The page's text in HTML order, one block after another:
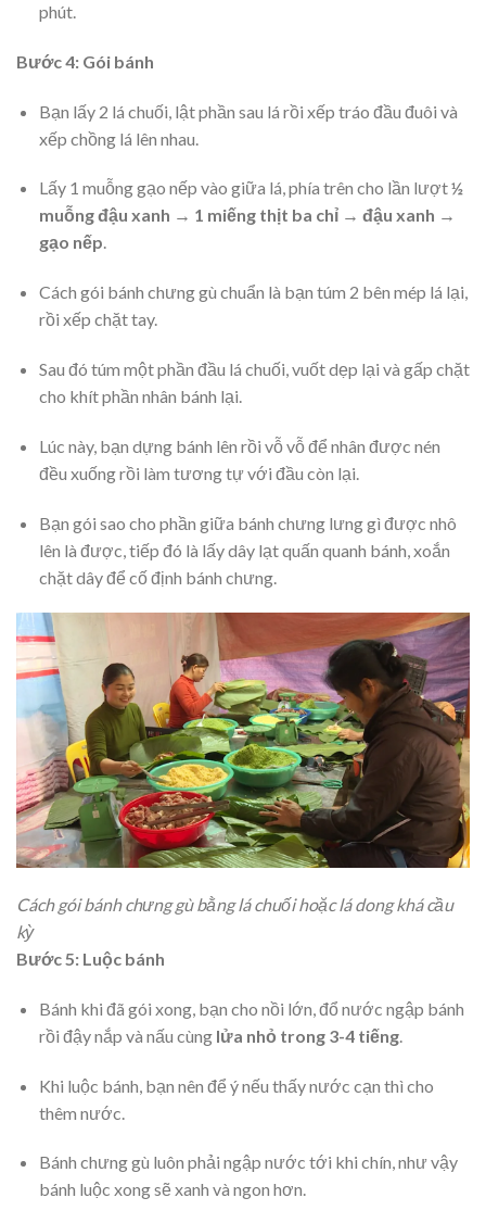
phút.
Bước 4: Gói bánh
Bạn lấy 2 lá chuối, lật phần sau lá rồi xếp tráo đầu đuôi và
xếp chồng lá lên nhau.
Lấy 1 muỗng gạo nếp vào giữa lá, phía trên cho lần lượt½
muỗng đậu xanh → 1 miếng thịt ba chỉ → đậu xanh →
gạo nếp.
Cách gói bánh chưng gù chuẩn là bạn túm 2 bên mép lá lại,
rồi xếp chặt tay.
Sau đó túm một phần đầu lá chuối, vuốt dẹp lại và gấp chặt
cho khít phần nhân bánh lại.
Lúc này, bạn dựng bánh lên rồi vỗ vỗ để nhân được nén
đều xuống rồi làm tương tự với đầu còn lại.
Bạn gói sao cho phần giữa bánh chưng lưng gì được nhô
lên là được, tiếp đó là lấy dây lạt quấn quanh bánh, xoắn
chặt dây để cố định bánh chưng.
Cách gói bánh chưng gù bằng lá chuối hoặc lá dong khá cầu
kỳ
Bước 5: Luộc bánh
Bánh khi đã gói xong, bạn cho nồi lớn, đổ nước ngập bánh
rồi đậy nắp và nấu cùnglửa nhỏ trong 3-4 tiếng.
Khi luộc bánh, bạn nên để ý nếu thấy nước cạn thì cho
thêm nước.
Bánh chưng gù luôn phải ngập nước tới khi chín, như vậy
bánh luộc xong sẽ xanh và ngon hơn.